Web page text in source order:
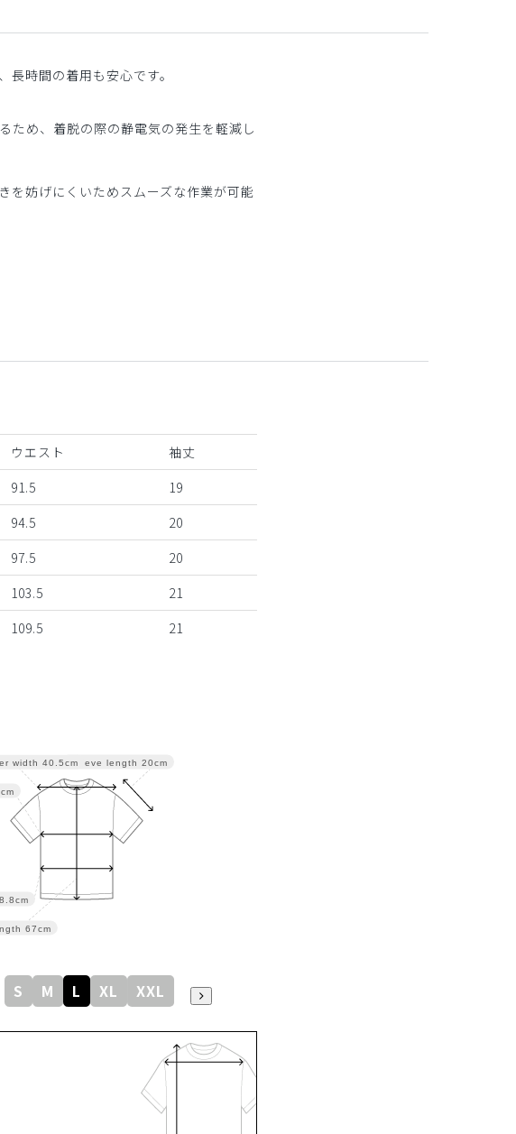
時間の着用も安心です。
ため、着脱の際の静電気の発生を軽減し
を妨げにくいためスムーズな作業が可能
ウエスト
袖丈
91.5
19
94.5
20
97.5
20
103.5
21
109.5 21
Sleeve length 20cm
67cm
width 40.5cm
S M L XL XXL